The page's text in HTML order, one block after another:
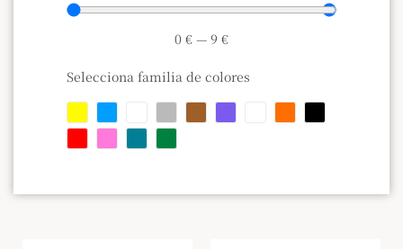
0 € — 9 €
Selecciona familia de colores